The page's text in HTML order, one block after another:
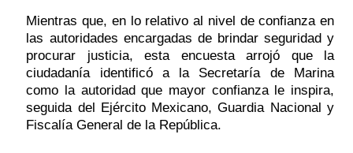
Mientras que, en lo relativo al nivel de confianza en
las autoridades encargadas de brindar seguridad y
procurar justicia, esta encuesta arrojó que la
ciudadanía identificó a la Secretaría de Marina
como la autoridad que mayor confianza le inspira,
seguida del Ejército Mexicano, Guardia Nacional y
Fiscalía General de la República.